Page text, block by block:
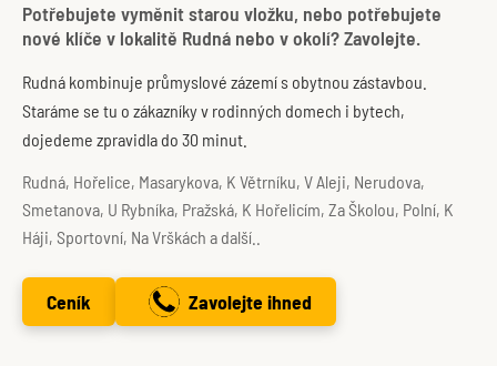
Potřebujete vyměnit starou vložku, nebo potřebujete
nové klíče v lokalitě Rudná nebo v okolí? Zavolejte.
Rudná kombinuje průmyslové zázemí s obytnou zástavbou.
Staráme se tu o zákazníky v rodinných domech i bytech,
dojedeme zpravidla do 30 minut.
Rudná, Hořelice, Masarykova, K Větrníku, V Aleji, Nerudova,
Smetanova, U Rybníka, Pražská, K Hořelicím, Za Školou, Polní, K
Háji, Sportovní, Na Vrškách a další..
Ceník Zavolejte ihned